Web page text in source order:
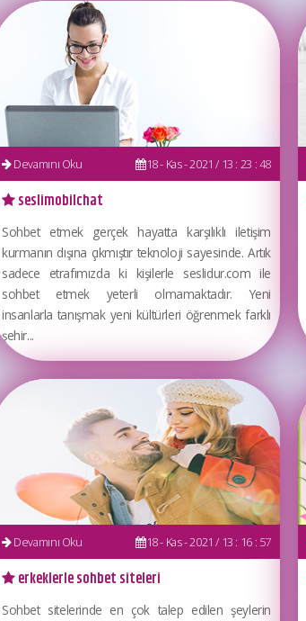
seslimobilchat
Sohbet etmek gerçek hayatta karşılıklı iletişim
kurmanın dışına çıkmıştır teknoloji sayesinde. Artık
sadece etrafımızda ki kişilerle seslidur.com ile
sohbet etmek yeterli olmamaktadır. Yeni
insanlarla tanışmak yeni kültürleri öğrenmek farklı
şehir...
Devamını Oku 18 - Kas - 2021 / 13 : 23 : 48
erkeklerle sohbet siteleri
Sohbet sitelerinde en çok talep edilen şeylerin
Devamını Oku 18 - Kas - 2021 / 13 : 16 : 57